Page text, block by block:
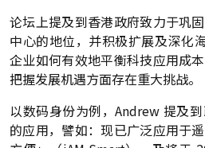
论坛上提及到香港政府致力于巩
中心的地位，并积极扩展及深化
企业如何有效地平衡科技应用成
把握发展机遇方面存在重大挑战。
以数码身份为例，Andrew 提及
的应用，譬如：现已广泛应用于